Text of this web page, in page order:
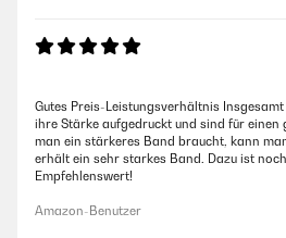
Gutes Preis-Leistungsverhältnis
ihre Stärke aufgedruckt und sind für einen
man ein stärkeres Band braucht, kann
erhält ein sehr starkes Band. Dazu ist
Empfehlenswert!
Amazon-Benutzer